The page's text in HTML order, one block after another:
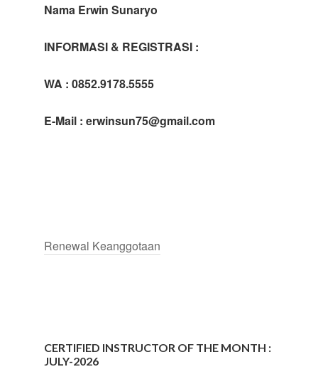
Nama Erwin Sunaryo
INFORMASI & REGISTRASI :
WA : 0852.9178.5555
E-Mail : erwinsun75@gmail.com
Renewal Keanggotaan
CERTIFIED INSTRUCTOR OF THE MONTH :
JULY-2026